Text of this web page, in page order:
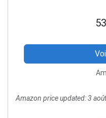
Amazon price updated:3